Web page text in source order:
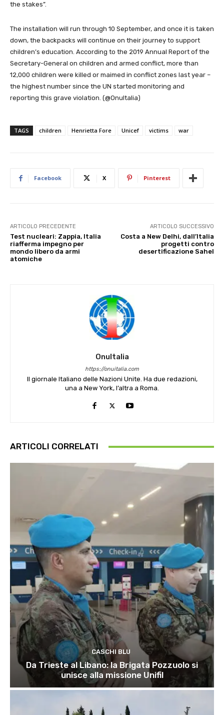
the stakes”.
The installation will run through 10 September, and once it is taken
down, the backpacks will continue on their journey to support
children’s education. According to the 2019 Annual Report of the
Secretary-General on children and armed conflict, more than
12,000 children were killed or maimed in conflict zones last year –
the highest number since the UN started monitoring and
reporting this grave violation. (@OnuItalia)
TAGS children Henrietta Fore Unicef victims war
Facebook X Pinterest
ARTICOLO PRECEDENTE
Test nucleari: Zappia, Italia
riafferma impegno per
mondo libero da armi
atomiche
ARTICOLO SUCCESSIVO
Costa a New Delhi, dall’Italia
progetti contro
desertificazione Sahel
OnuItalia
https://onuitalia.com
Il giornale Italiano delle Nazioni Unite. Ha due redazioni,
una a New York, l’altra a Roma.
ARTICOLI CORRELATI
CASCHI BLU
Da Trieste al Libano: la Brigata Pozzuolo si
unisce alla missione Unifil